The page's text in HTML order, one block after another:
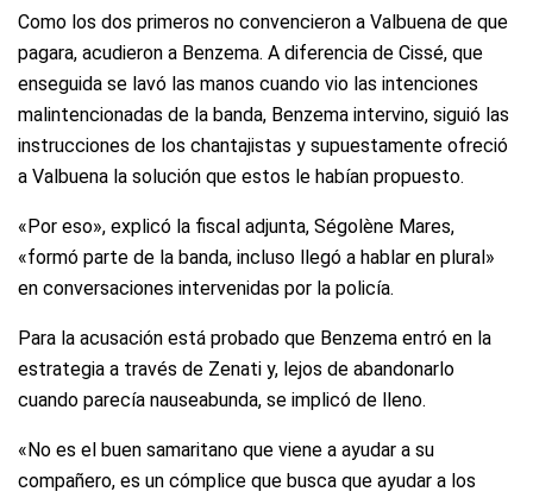
Como los dos primeros no convencieron a Valbuena de que
pagara, acudieron a Benzema. A diferencia de Cissé, que
enseguida se lavó las manos cuando vio las intenciones
malintencionadas de la banda, Benzema intervino, siguió las
instrucciones de los chantajistas y supuestamente ofreció
a Valbuena la solución que estos le habían propuesto.
«Por eso», explicó la fiscal adjunta, Ségolène Mares,
«formó parte de la banda, incluso llegó a hablar en plural»
en conversaciones intervenidas por la policía.
Para la acusación está probado que Benzema entró en la
estrategia a través de Zenati y, lejos de abandonarlo
cuando parecía nauseabunda, se implicó de lleno.
«No es el buen samaritano que viene a ayudar a su
compañero, es un cómplice que busca que ayudar a los